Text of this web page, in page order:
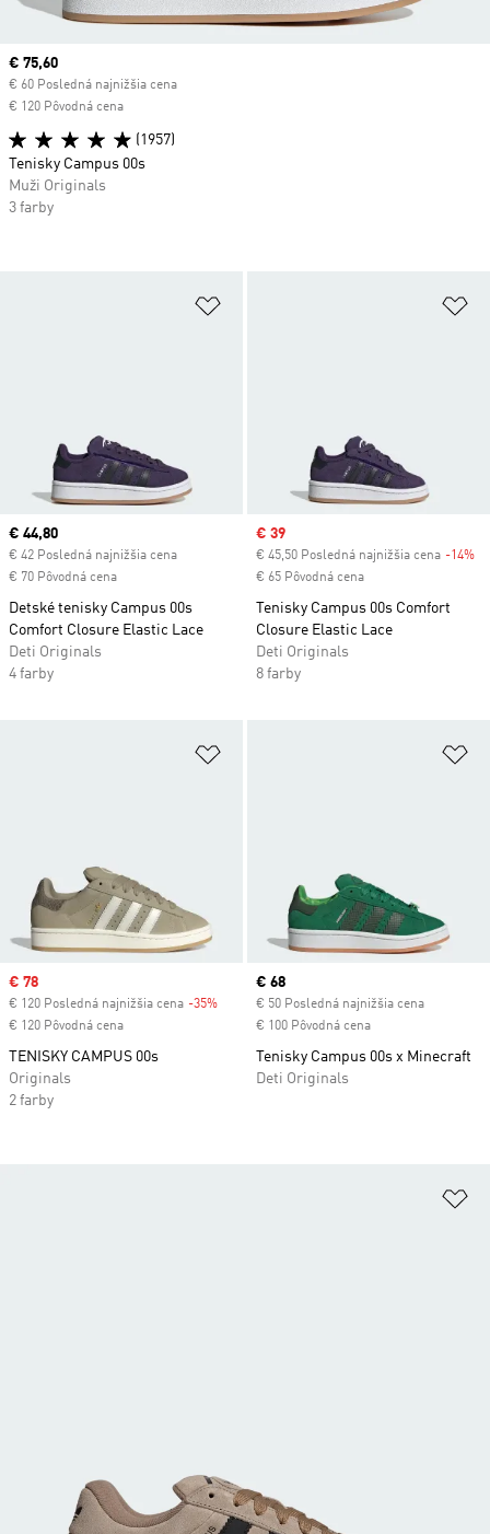
Pridať do zoznamu želaných
Current price
€ 44,80
€ 42 Posledná najnižšia cena
€ 70 Pôvodná cena
Detské tenisky Campus 00s
Comfort Closure Elastic Lace
Deti Originals
4 farby
Sale price
€ 39
€ 45,50 Posledná najnižšia cena -14%
€ 65 Pôvodná cena
Tenisky Campus 00s Comfort
Closure Elastic Lace
Deti Originals
8 farby
Pridať do zoznamu želaných
Sale price
€ 78
€ 120 Posledná najnižšia cena -35% Discount
€ 120 Pôvodná cena
TENISKY CAMPUS 00s
Originals
2 farby
Current price
€ 68
€ 50 Posledná najnižšia cena
€ 100 Pôvodná cena
Tenisky Campus 00s x Minecraft
Deti Originals
Current price
€ 75,60
€ 60 Posledná najnižšia cena
€ 120 Pôvodná cena
(1957)
Tenisky Campus 00s
Muži Originals
3 farby